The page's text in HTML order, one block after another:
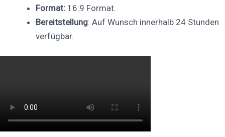
Format: 16:9 Format.
Bereitstellung: Auf Wunsch innerhalb 24 Stunden
verfügbar.